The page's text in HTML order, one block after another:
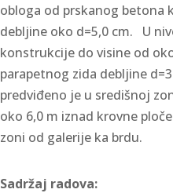
obloga od prskanog betona
debljine oko d=5,0 cm. U
konstrukcije do visine od
parapetnog zida debljine
predviđeno je u središnoj
oko 6,0 m iznad krovne
zoni od galerije ka brdu.
Sadržaj radova: